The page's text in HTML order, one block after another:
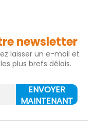
newsletter
laisser un e-mail et
plus brefs délais.
ENVOYER
MAINTENANT